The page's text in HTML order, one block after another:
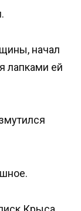
начал
лапками ей